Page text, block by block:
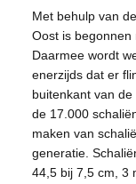
op:
Met behulp van
Oost is begonnen
Daarmee wordt
enerzijds dat er
buitenkant van
de 17.000
maken van
generatie.
44,5 bij 7,5 cm, 3